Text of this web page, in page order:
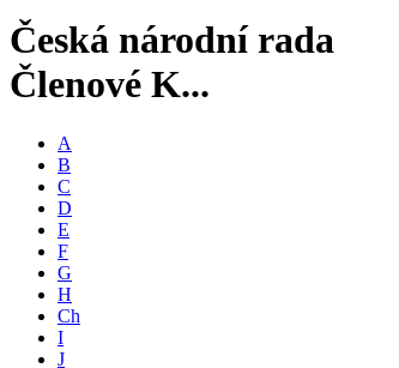
Česká národní rada
Členové K...
A
B
C
D
E
F
G
H
Ch
I
J